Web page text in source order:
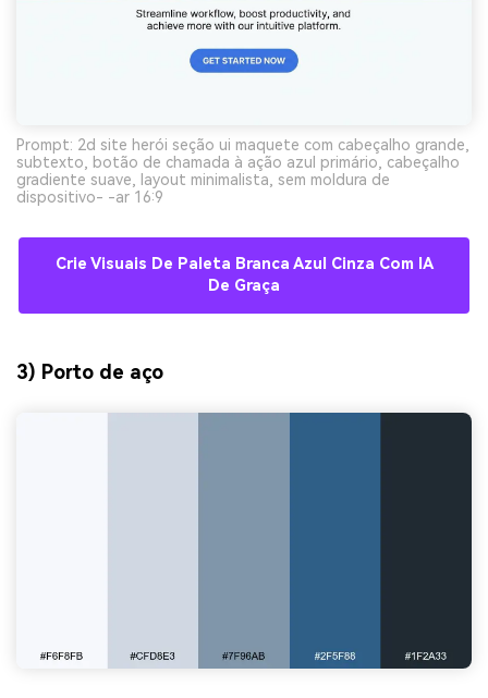
Prompt: 2d site herói seção ui maquete com cabeçalho grande,
subtexto, botão de chamada à ação azul primário, cabeçalho
gradiente suave, layout minimalista, sem moldura de
dispositivo- -ar 16:9
Crie Visuais De Paleta Branca Azul Cinza Com IA
De Graça
3) Porto de aço